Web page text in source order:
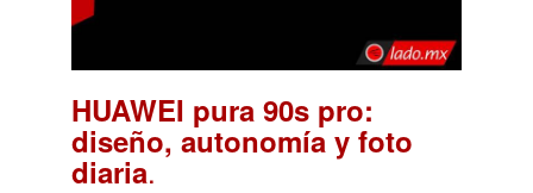
HUAWEI pura 90s pro:
diseño, autonomía y foto
diaria.